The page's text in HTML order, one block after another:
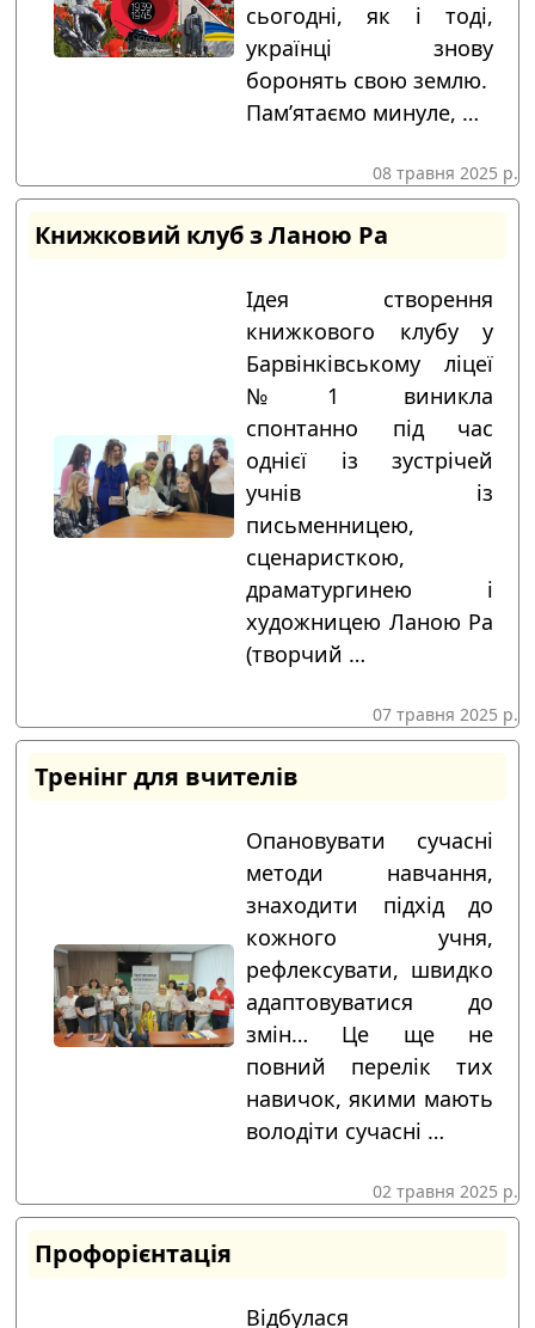
сьогодні, як і тоді,
українці знову
боронять свою землю.
Пам’ятаємо минуле, …
08 травня 2025 р.
Книжковий клуб з Ланою Ра
Ідея створення
книжкового клубу у
Барвінківському ліцеї
№1 виникла
спонтанно під час
однієї із зустрічей
учнів із
письменницею,
сценаристкою,
драматургинею і
художницею Ланою Ра
(творчий …
07 травня 2025 р.
Тренінг для вчителів
Опановувати сучасні
методи навчання,
знаходити підхід до
кожного учня,
рефлексувати, швидко
адаптовуватися до
змін… Це ще не
повний перелік тих
навичок, якими мають
володіти сучасні …
02 травня 2025 р.
Профорієнтація
Відбулася